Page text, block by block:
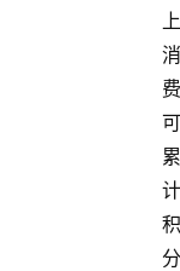
上
消
费
可
累
计
积
分